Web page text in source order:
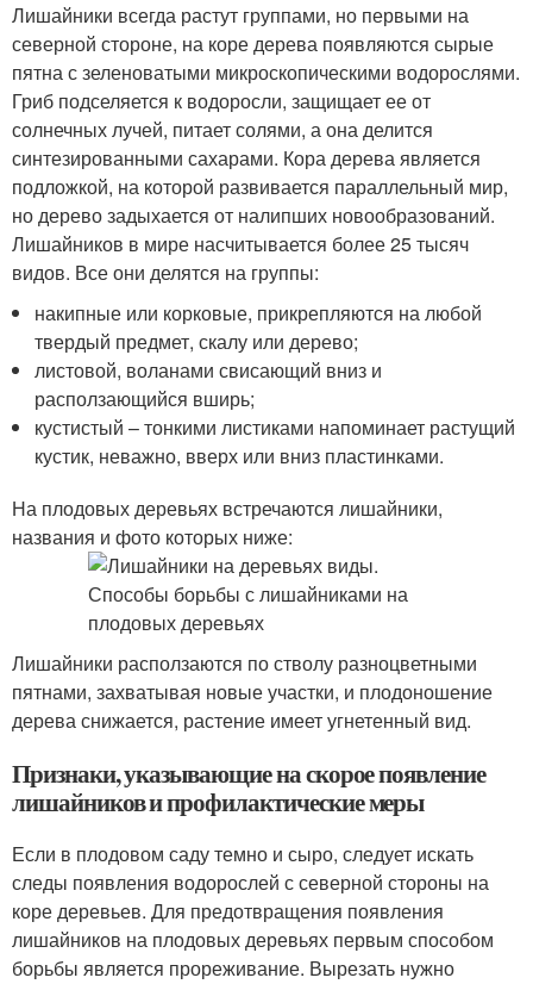
Лишайники всегда растут группами, но первыми на
северной стороне, на коре дерева появляются сырые
пятна с зеленоватыми микроскопическими водорослями.
Гриб подселяется к водоросли, защищает ее от
солнечных лучей, питает солями, а она делится
синтезированными сахарами. Кора дерева является
подложкой, на которой развивается параллельный мир,
но дерево задыхается от налипших новообразований.
Лишайников в мире насчитывается более 25 тысяч
видов. Все они делятся на группы:
накипные или корковые, прикрепляются на любой
твердый предмет, скалу или дерево;
листовой, воланами свисающий вниз и
расползающийся вширь;
кустистый – тонкими листиками напоминает растущий
кустик, неважно, вверх или вниз пластинками.
На плодовых деревьях встречаются лишайники,
названия и фото которых ниже:
Лишайники расползаются по стволу разноцветными
пятнами, захватывая новые участки, и плодоношение
дерева снижается, растение имеет угнетенный вид.
Признаки, указывающие на скорое появление
лишайников и профилактические меры
Если в плодовом саду темно и сыро, следует искать
следы появления водорослей с северной стороны на
коре деревьев. Для предотвращения появления
лишайников на плодовых деревьях первым способом
борьбы является прореживание. Вырезать нужно